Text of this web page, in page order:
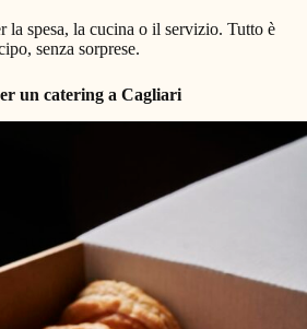
la spesa, la cucina o il servizio. Tutto è
senza sorprese.
un catering a Cagliari